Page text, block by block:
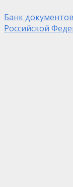
Банк
Российской